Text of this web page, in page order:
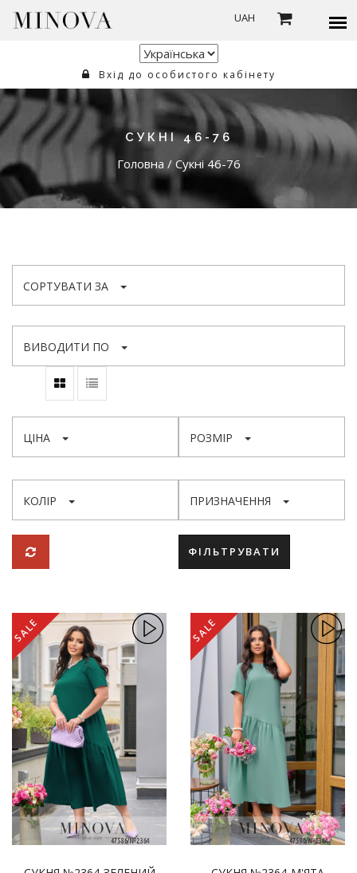
UAH
Вхід до особистого кабінету
СУКНІ 46-76
Головна / Сукні 46-76
СОРТУВАТИ ЗА
ВИВОДИТИ ПО
ЦІНА РОЗМІР
КОЛІР ПРИЗНАЧЕННЯ
ФІЛЬТРУВАТИ
SALE SALE